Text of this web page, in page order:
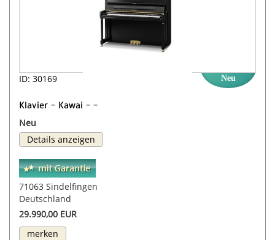
ID: 30169 Neu
Klavier - Kawai - -
Neu
Details anzeigen
71063 Sindelfingen
Deutschland
29.990,00 EUR
merken